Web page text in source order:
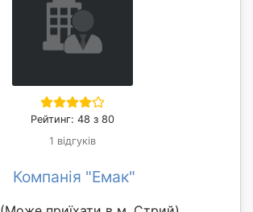
Рейтинг: 48 з 80
1 відгуків
Компанія "Емак"